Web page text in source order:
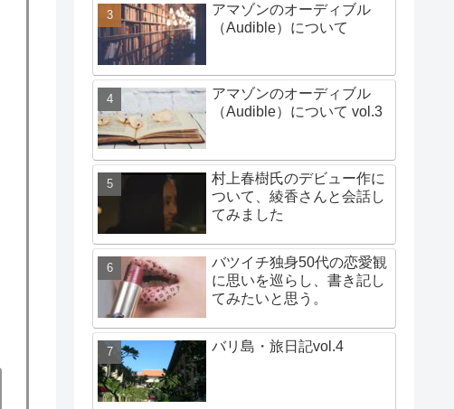
アマゾンのオーディブル
（Audible）について
アマゾンのオーディブル
（Audible）について vol.3
村上春樹氏のデビュー作に
ついて、綾香さんと会話し
てみました
バツイチ独身50代の恋愛観
に思いを巡らし、書き記し
てみたいと思う。
バリ島・旅日記vol.4